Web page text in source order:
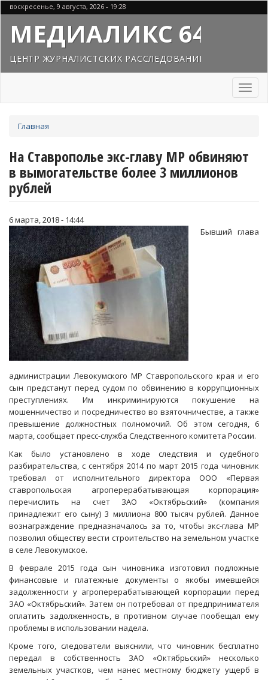
Перейти
к
основному
содержанию
воскресенье, 9 августа, 2026 - 19:28
МЕДИАЛИКС 64
ЦЕНТР ЖУРНАЛИСТСКИХ РАССЛЕДОВАНИЙ
Toggle
здесь
Главная
На Ставрополье экс-главу МР обвиняют
в вымогательстве более 3 миллионов
рублей
6 марта, 2018 - 14:44
Бывший глава
администрации Левокумского МР Ставропольского края и его
сын предстанут перед судом по обвинению в коррупционных
преступлениях. Им инкриминируются покушение на
мошенничество и посредничество во взяточничестве, а также
превышение должностных полномочий. Об этом сегодня, 6
марта, сообщает пресс-служба Следственного комитета России.
Как было установлено в ходе следствия и судебного
разбирательства, с сентября 2014 по март 2015 года чиновник
требовал от исполнительного директора ООО «Первая
ставропольская агроперерабатывающая корпорация»
перечислить на счет ЗАО «Октябрьский» (компания
принадлежит его сыну) 3 миллиона 800 тысяч рублей. Данное
вознаграждение предназначалось за то, чтобы экс-глава МР
позволил обществу вести строительство на земельном участке
в селе Левокумское.
В феврале 2015 года сын чиновника изготовил подложные
финансовые и платежные документы о якобы имевшейся
задолженности у агроперерабатывающей корпорации перед
ЗАО «Октябрьский». Затем он потребовал от предпринимателя
оплатить задолженность, в противном случае пообещал ему
проблемы в использовании надела.
Кроме того, следователи выяснили, что чиновник бесплатно
передал в собственность ЗАО «Октябрьский» несколько
земельных участков, чем нанес местному бюджету ущерб в